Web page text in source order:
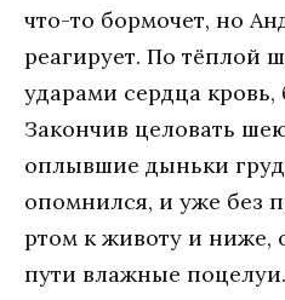
что-то бормочет, но
реагирует. По тёплой
ударами сердца
Закончив целовать
оплывшие дыньки
опомнился, и уже без
ртом к животу и ниже,
пути влажные поцелуи.